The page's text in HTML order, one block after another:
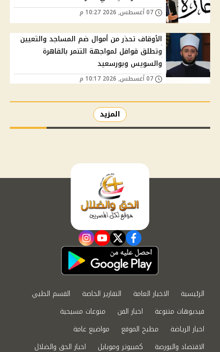
الأوقاف تحذر من أموال ضم المساجد والتعيين
وتطلق قوافل لمواجهة التنمر بالقاهرة
والسويس وبورسعيد
المزيد
facebook
twitter
youtube
instagram
الرئيسية الاخبار العامة التقارير الخاصة
القسم الطبي
فيديوهات متنوعة
اخبار الفن
منوعات مسيحية
اخبار الرياضة
مطبخ الموقع
مواضيع عامة
الاقتصاد والبورصة
كمبيوتر وموبايل اخبار الحق والضلال